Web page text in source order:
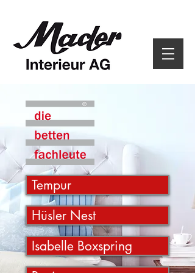
Tempur
Hüsler Nest
Isabelle Boxspring